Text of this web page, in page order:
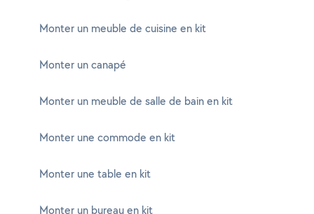
Monter un meuble de cuisine en kit
Monter un canapé
Monter un meuble de salle de bain en kit
Monter une commode en kit
Monter une table en kit
Monter un bureau en kit